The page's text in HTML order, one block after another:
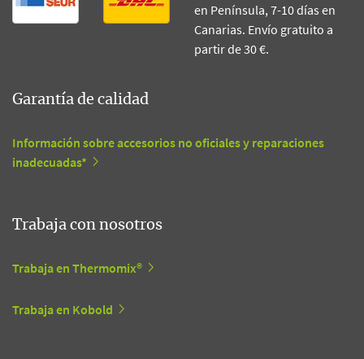
en Península, 7-10 días en
Canarias. Envío gratuito a
partir de 30 €.
Garantía de calidad
Información sobre accesorios no oficiales y reparaciones
inadecuadas*
Trabaja con nosotros
Trabaja en Thermomix®
Trabaja en Kobold